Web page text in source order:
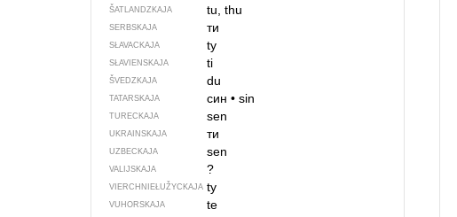
ŠATLANDZKAJA tu, thu
SERBSKAJA ти
SŁAVACKAJA ty
SŁAVIENSKAJA ti
ŠVEDZKAJA du
TATARSKAJA син •sin
TURECKAJA sen
UKRAINSKAJA ти
UZBECKAJA sen
VALIJSKAJA ?
VIERCHNIE­ŁUŽYCKAJA ty
VUHORSKAJA te